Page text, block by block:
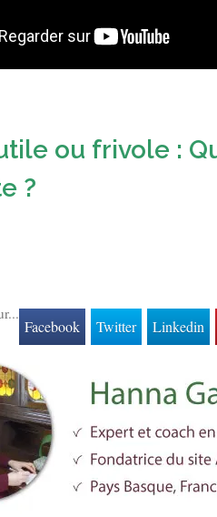
ou frivole :
?
Facebook Twitter Linkedin